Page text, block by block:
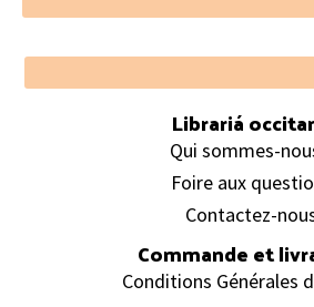
Footer
Librariá
Qui sommes-
Foire aux
Contactez-
Commande et
Conditions Générales